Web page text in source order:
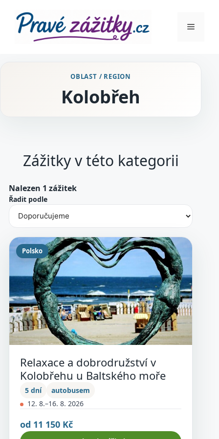
obsah
Menu
OBLAST / REGION
Kolobřeh
Zážitky v této kategorii
Nalezen 1 zážitek
Řadit podle
Polsko
Relaxace a dobrodružství v
Kolobřehu u Baltského moře
5 dní
autobusem
12. 8.–16. 8. 2026
od 11 150 Kč